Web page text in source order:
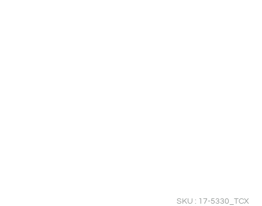
SKU : 17-5330_TCX